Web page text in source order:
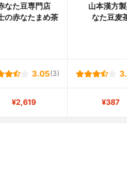
なた豆専門店
の赤なたまめ茶
山本漢方
なた豆麦
3.05(3)
¥2,619 ¥387